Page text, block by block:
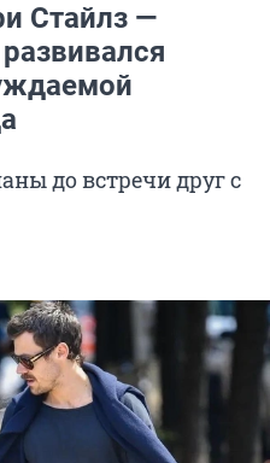
Стайлз —
до встречи друг с